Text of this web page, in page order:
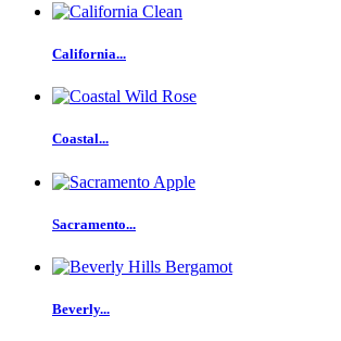
California...
Coastal...
Sacramento...
Beverly...